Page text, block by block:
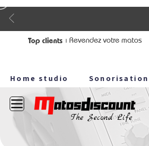
Top clients ⏐ Revendez votre matos
Home studio Sonorisation
The Second Life